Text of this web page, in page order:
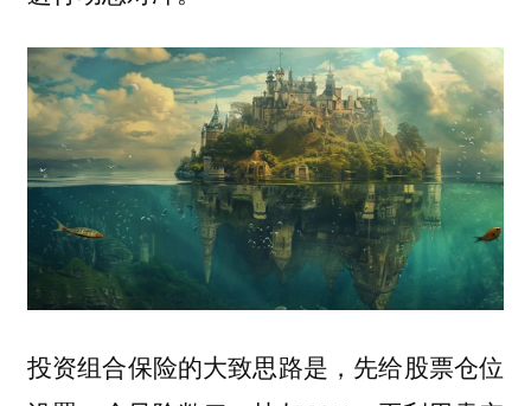
投资组合保险的大致思路是， 先给股票仓位